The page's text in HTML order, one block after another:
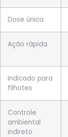
Dose única
Ação rápida
Indicado para
filhotes
Controle
ambiental
indireto